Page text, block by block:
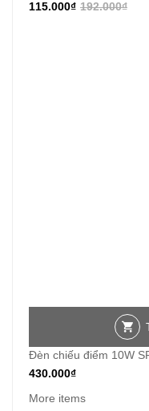
192.000₫
115.000₫
Đèn chiếu điểm 10W
430.000₫
More items